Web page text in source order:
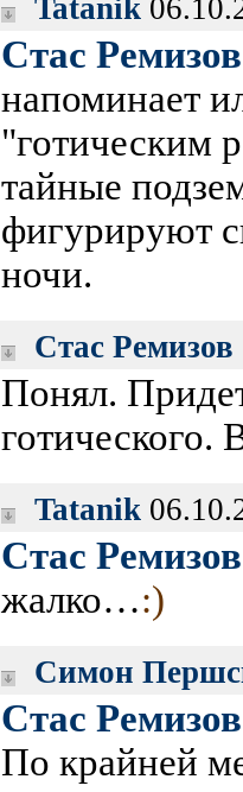
Tatanik
Стас Ремизов
напоминает
"готическим
тайные
фигурируют
ночи.
Стас Ремизов
Понял.
готического.
Tatanik
Стас Ремизов
жалко…:)
Симон
Стас Ремизов
По крайней